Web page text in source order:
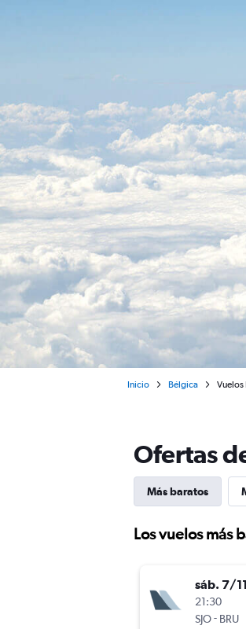
Inicio Bélgica Vuelos
Ofertas
Más baratos
Los vuelos más
sáb. 7/11
21:30
SJO- BRU